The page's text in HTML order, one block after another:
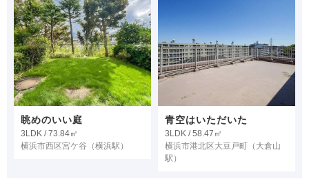
眺めのいい庭
3LDK / 73.84㎡
横浜市西区宮ケ谷 （横浜駅）
青空はいただいた
3LDK / 58.47㎡
横浜市港北区大豆戸町 （大倉山
駅）